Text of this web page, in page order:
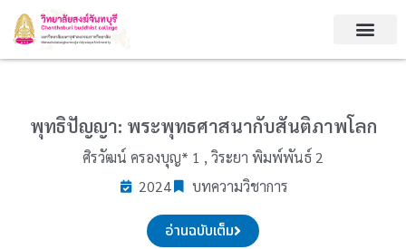
content
พุทธิปัญญา: พระพุทธศาสนากับสันติภาพโลก
ศิรวัฒน์ ครองบุญ* 1 , วิระยา พิมพ์พันธ์ 2
2024
บทความวิชาการ
อ่านฉบับเต็ม